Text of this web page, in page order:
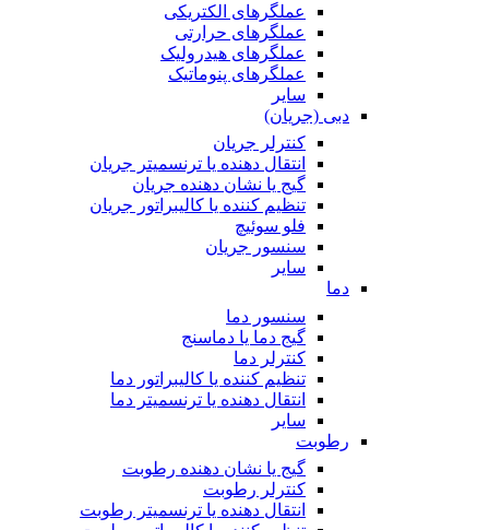
عملگرهای الکتریکی
عملگرهای حرارتی
عملگرهای هیدرولیک
عملگرهای پنوماتیک
سایر
دبی (جریان)
کنترلر جریان
انتقال دهنده یا ترنسمیتر جریان
گیج یا نشان دهنده جریان
تنظیم کننده یا کالیبراتور جریان
فلو سوئیچ
سنسور جریان
سایر
دما
سنسور دما
گیج دما یا دماسنج
کنترلر دما
تنظیم کننده یا کالیبراتور دما
انتقال دهنده یا ترنسمیتر دما
سایر
رطوبت
گیج یا نشان دهنده رطوبت
کنترلر رطوبت
انتقال دهنده یا ترنسمیتر رطوبت